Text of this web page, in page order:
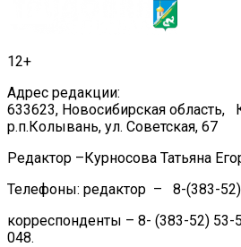
12+
Адрес редакции:
633623, Новосибирская
р.п.Колывань, ул. Советская, 67
Редактор –Курносова Татьяна
Телефоны: редактор – 8-(383-
корреспонденты – 8- (383-52)
048.